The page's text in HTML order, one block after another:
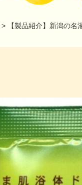
> 【製品紹介】新潟の